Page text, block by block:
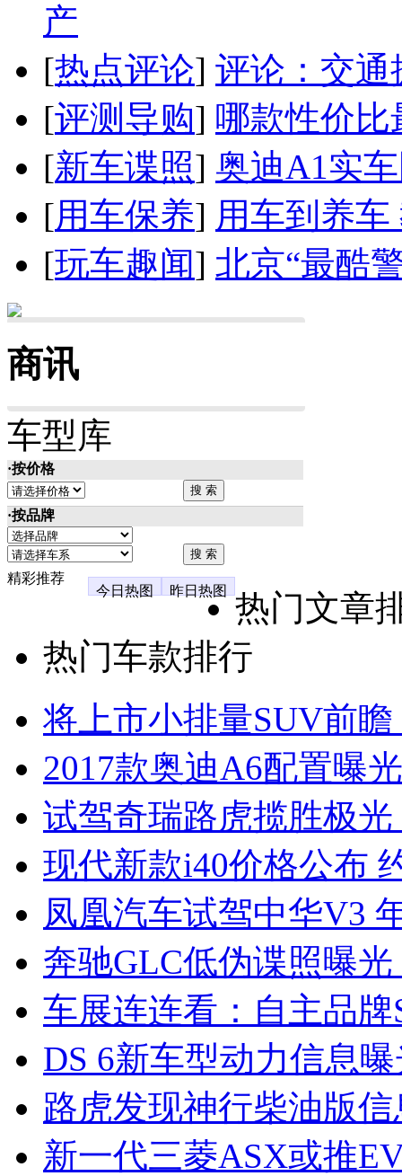
产
[热点评论] 评论：交通
[评测导购] 哪款性价比
[新车谍照] 奥迪A1实
[用车保养] 用车到养
[玩车趣闻] 北京“最酷
商讯
车型库
·按价格
·按品牌
精彩推荐
今日热图
昨日热图
热门文章
热门车款排行
将上市小排量SUV前
2017款奥迪A6配置曝
试驾奇瑞路虎揽胜极
现代新款i40价格公布
凤凰汽车试驾中华V3
奔驰GLC低伪谍照曝
车展连连看：自主品牌
DS 6新车型动力信息
路虎发现神行柴油版
新一代三菱ASX或推